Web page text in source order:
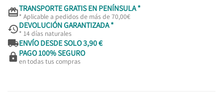
TRANSPORTE GRATIS EN PENÍNSULA *
* Aplicable a pedidos de más de 70,00€
DEVOLUCIÓN GARANTIZADA *
* 14 días naturales
ENVÍO DESDE SOLO 3,90 €
 PAGO 100% SEGURO
en todas tus compras